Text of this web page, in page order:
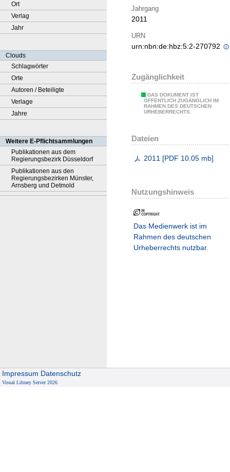
Ort
Verlag
Jahr
Clouds
Schlagwörter
Orte
Autoren / Beteiligte
Verlage
Jahre
Weitere E-Pflichtsammlungen
Publikationen aus dem
Regierungsbezirk Düsseldorf
Publikationen aus den
Regierungsbezirken Münster,
Arnsberg und Detmold
Jahrgang
2011
URN
urn:nbn:de:hbz:5:2-270792
Zugänglichkeit
DAS DOKUMENT IST
ÖFFENTLICH ZUGÄNGLICH IM
RAHMEN DES DEUTSCHEN
URHEBERRECHTS.
Dateien
2011 [PDF 10.05 mb]
Nutzungshinweis
Das Medienwerk ist im
Rahmen des deutschen
Urheberrechts nutzbar.
Impressum Datenschutz
Visual Library Server 2026